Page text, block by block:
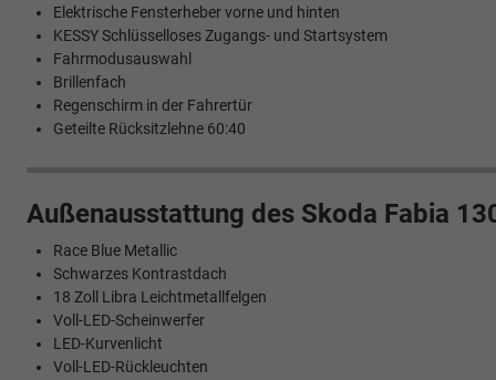
Elektrische Fensterheber vorne und hinten
KESSY Schlüsselloses Zugangs- und Startsystem
Fahrmodusauswahl
Brillenfach
Regenschirm in der Fahrertür
Geteilte Rücksitzlehne 60:40
Außenausstattung des Skoda Fabia
Race Blue Metallic
Schwarzes Kontrastdach
18 Zoll Libra Leichtmetallfelgen
Voll-LED-Scheinwerfer
LED-Kurvenlicht
Voll-LED-Rückleuchten